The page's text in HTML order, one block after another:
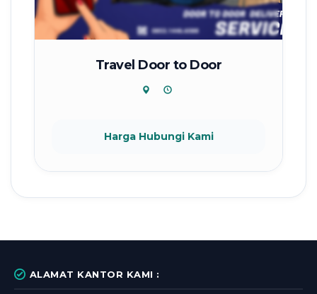
Travel Door to Door
Harga Hubungi Kami
ALAMAT KANTOR KAMI :